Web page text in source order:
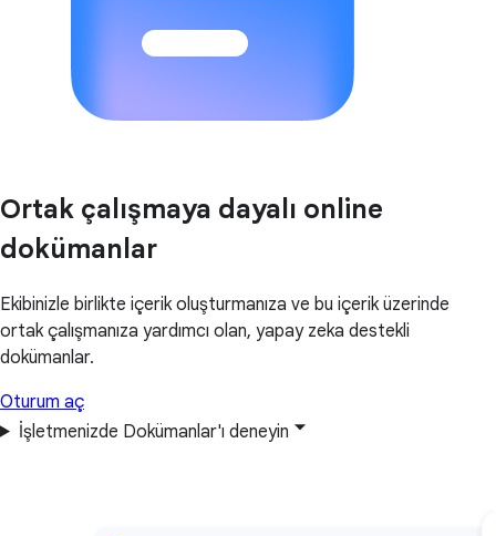
Ortak çalışmaya dayalı online
dokümanlar
Ekibinizle birlikte içerik oluşturmanıza ve bu içerik üzerinde
ortak çalışmanıza yardımcı olan, yapay zeka destekli
dokümanlar.
Oturum aç
İşletmenizde Dokümanlar'ı deneyin